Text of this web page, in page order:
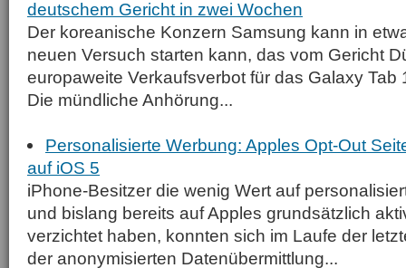
deutschem Gericht in zwei Wochen
Der koreanische Konzern Samsung kann in
neuen Versuch starten kann, das vom Gericht
europaweite Verkaufsverbot für das Galaxy Tab
Die mündliche Anhörung...
Personalisierte Werbung: Apples Opt-Out
auf iOS 5
iPhone-Besitzer die wenig Wert auf
und bislang bereits auf Apples grundsätzlich
verzichtet haben, konnten sich im Laufe der
der anonymisierten Datenübermittlung...